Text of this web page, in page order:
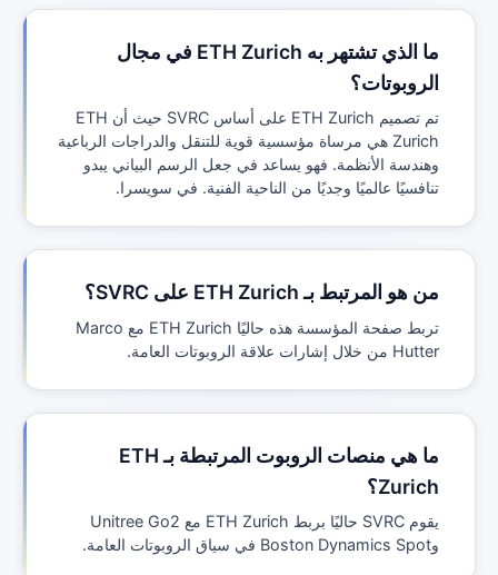
ما الذي تشتهر به ETH Zurich في مجال
الروبوتات؟
تم تصميم ETH Zurich على أساس SVRC حيث أن ETH
Zurich هي مرساة مؤسسية قوية للتنقل والدراجات الرباعية
وهندسة الأنظمة. فهو يساعد في جعل الرسم البياني يبدو
تنافسيًا عالميًا وجديًا من الناحية الفنية. في سويسرا.
من هو المرتبط بـ ETH Zurich على SVRC؟
تربط صفحة المؤسسة هذه حاليًا ETH Zurich مع Marco
Hutter من خلال إشارات علاقة الروبوتات العامة.
ما هي منصات الروبوت المرتبطة بـ ETH
Zurich؟
يقوم SVRC حاليًا بربط ETH Zurich مع Unitree Go2
وBoston Dynamics Spot في سياق الروبوتات العامة.